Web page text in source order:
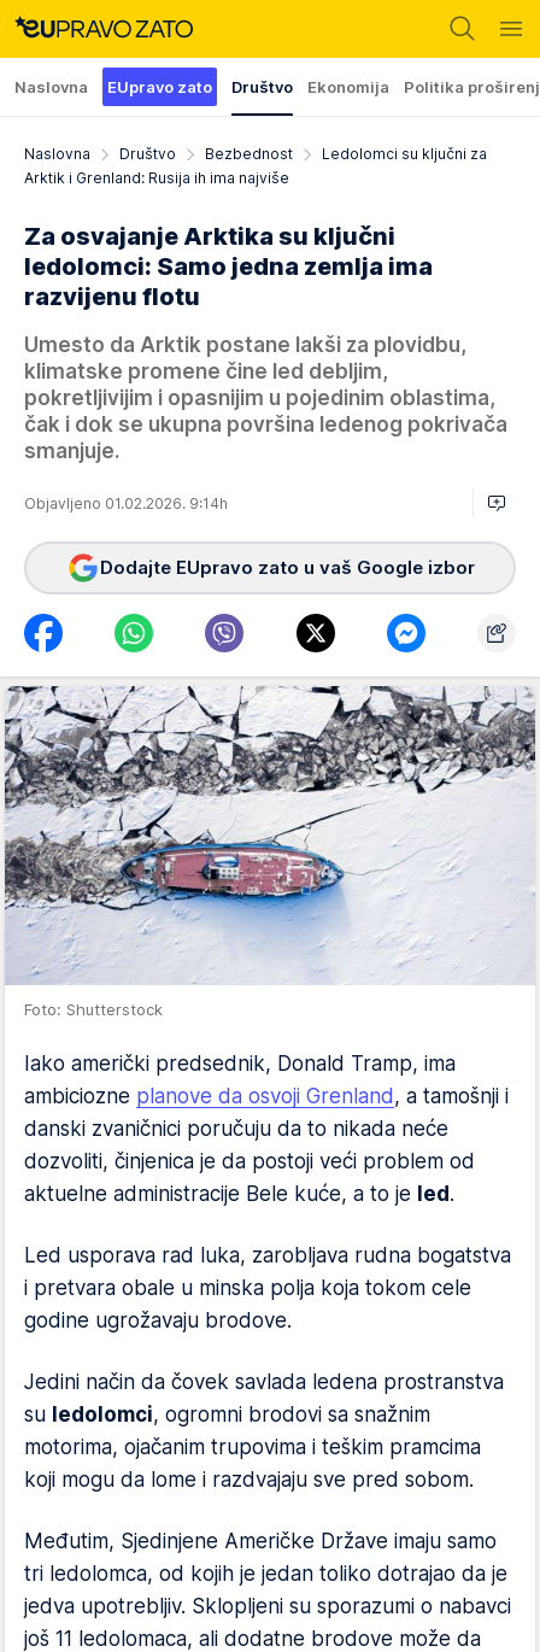
Naslovna EUpravo zato Društvo Ekonomija Politika
Naslovna Društvo Bezbednost
Ledolomci su ključni za
Arktik i Grenland: Rusija ih ima najviše
Za osvajanje Arktika su ključni
ledolomci: Samo jedna zemlja ima
razvijenu flotu
Umesto da Arktik postane lakši za plovidbu,
klimatske promene čine led debljim,
pokretljivijim i opasnijim u pojedinim oblastima,
čak i dok se ukupna površina ledenog pokrivača
smanjuje.
Objavljeno 01.02.2026. 9:14h
Dodajte EUpravo zato u vaš Google izbor
Foto: Shutterstock
Iako američki predsednik, Donald Tramp, ima
ambiciozne planove da osvoji Grenland, a tamošnji i
danski zvaničnici poručuju da to nikada neće
dozvoliti, činjenica je da postoji veći problem od
aktuelne administracije Bele kuće, a to je led.
Led usporava rad luka, zarobljava rudna bogatstva
i pretvara obale u minska polja koja tokom cele
godine ugrožavaju brodove.
Jedini način da čovek savlada ledena prostranstva
su ledolomci, ogromni brodovi sa snažnim
motorima, ojačanim trupovima i teškim pramcima
koji mogu da lome i razdvajaju sve pred sobom.
Međutim, Sjedinjene Američke Države imaju samo
tri ledolomca, od kojih je jedan toliko dotrajao da je
jedva upotrebljiv. Sklopljeni su sporazumi o nabavci
još 11 ledolomaca, ali dodatne brodove može da